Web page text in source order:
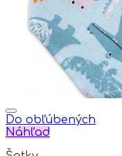
Do obľúbených
Náhľad